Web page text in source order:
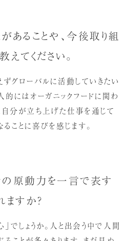
ることや、今後取り組
てください。
グローバルに活動していきたい
的にはオーガニックフードに関わ
自分が立ち上げた仕事を通じて
ことに喜びを感じます。
原動力を一言で表す
すか？
でしょうか。人と出会う中で人間